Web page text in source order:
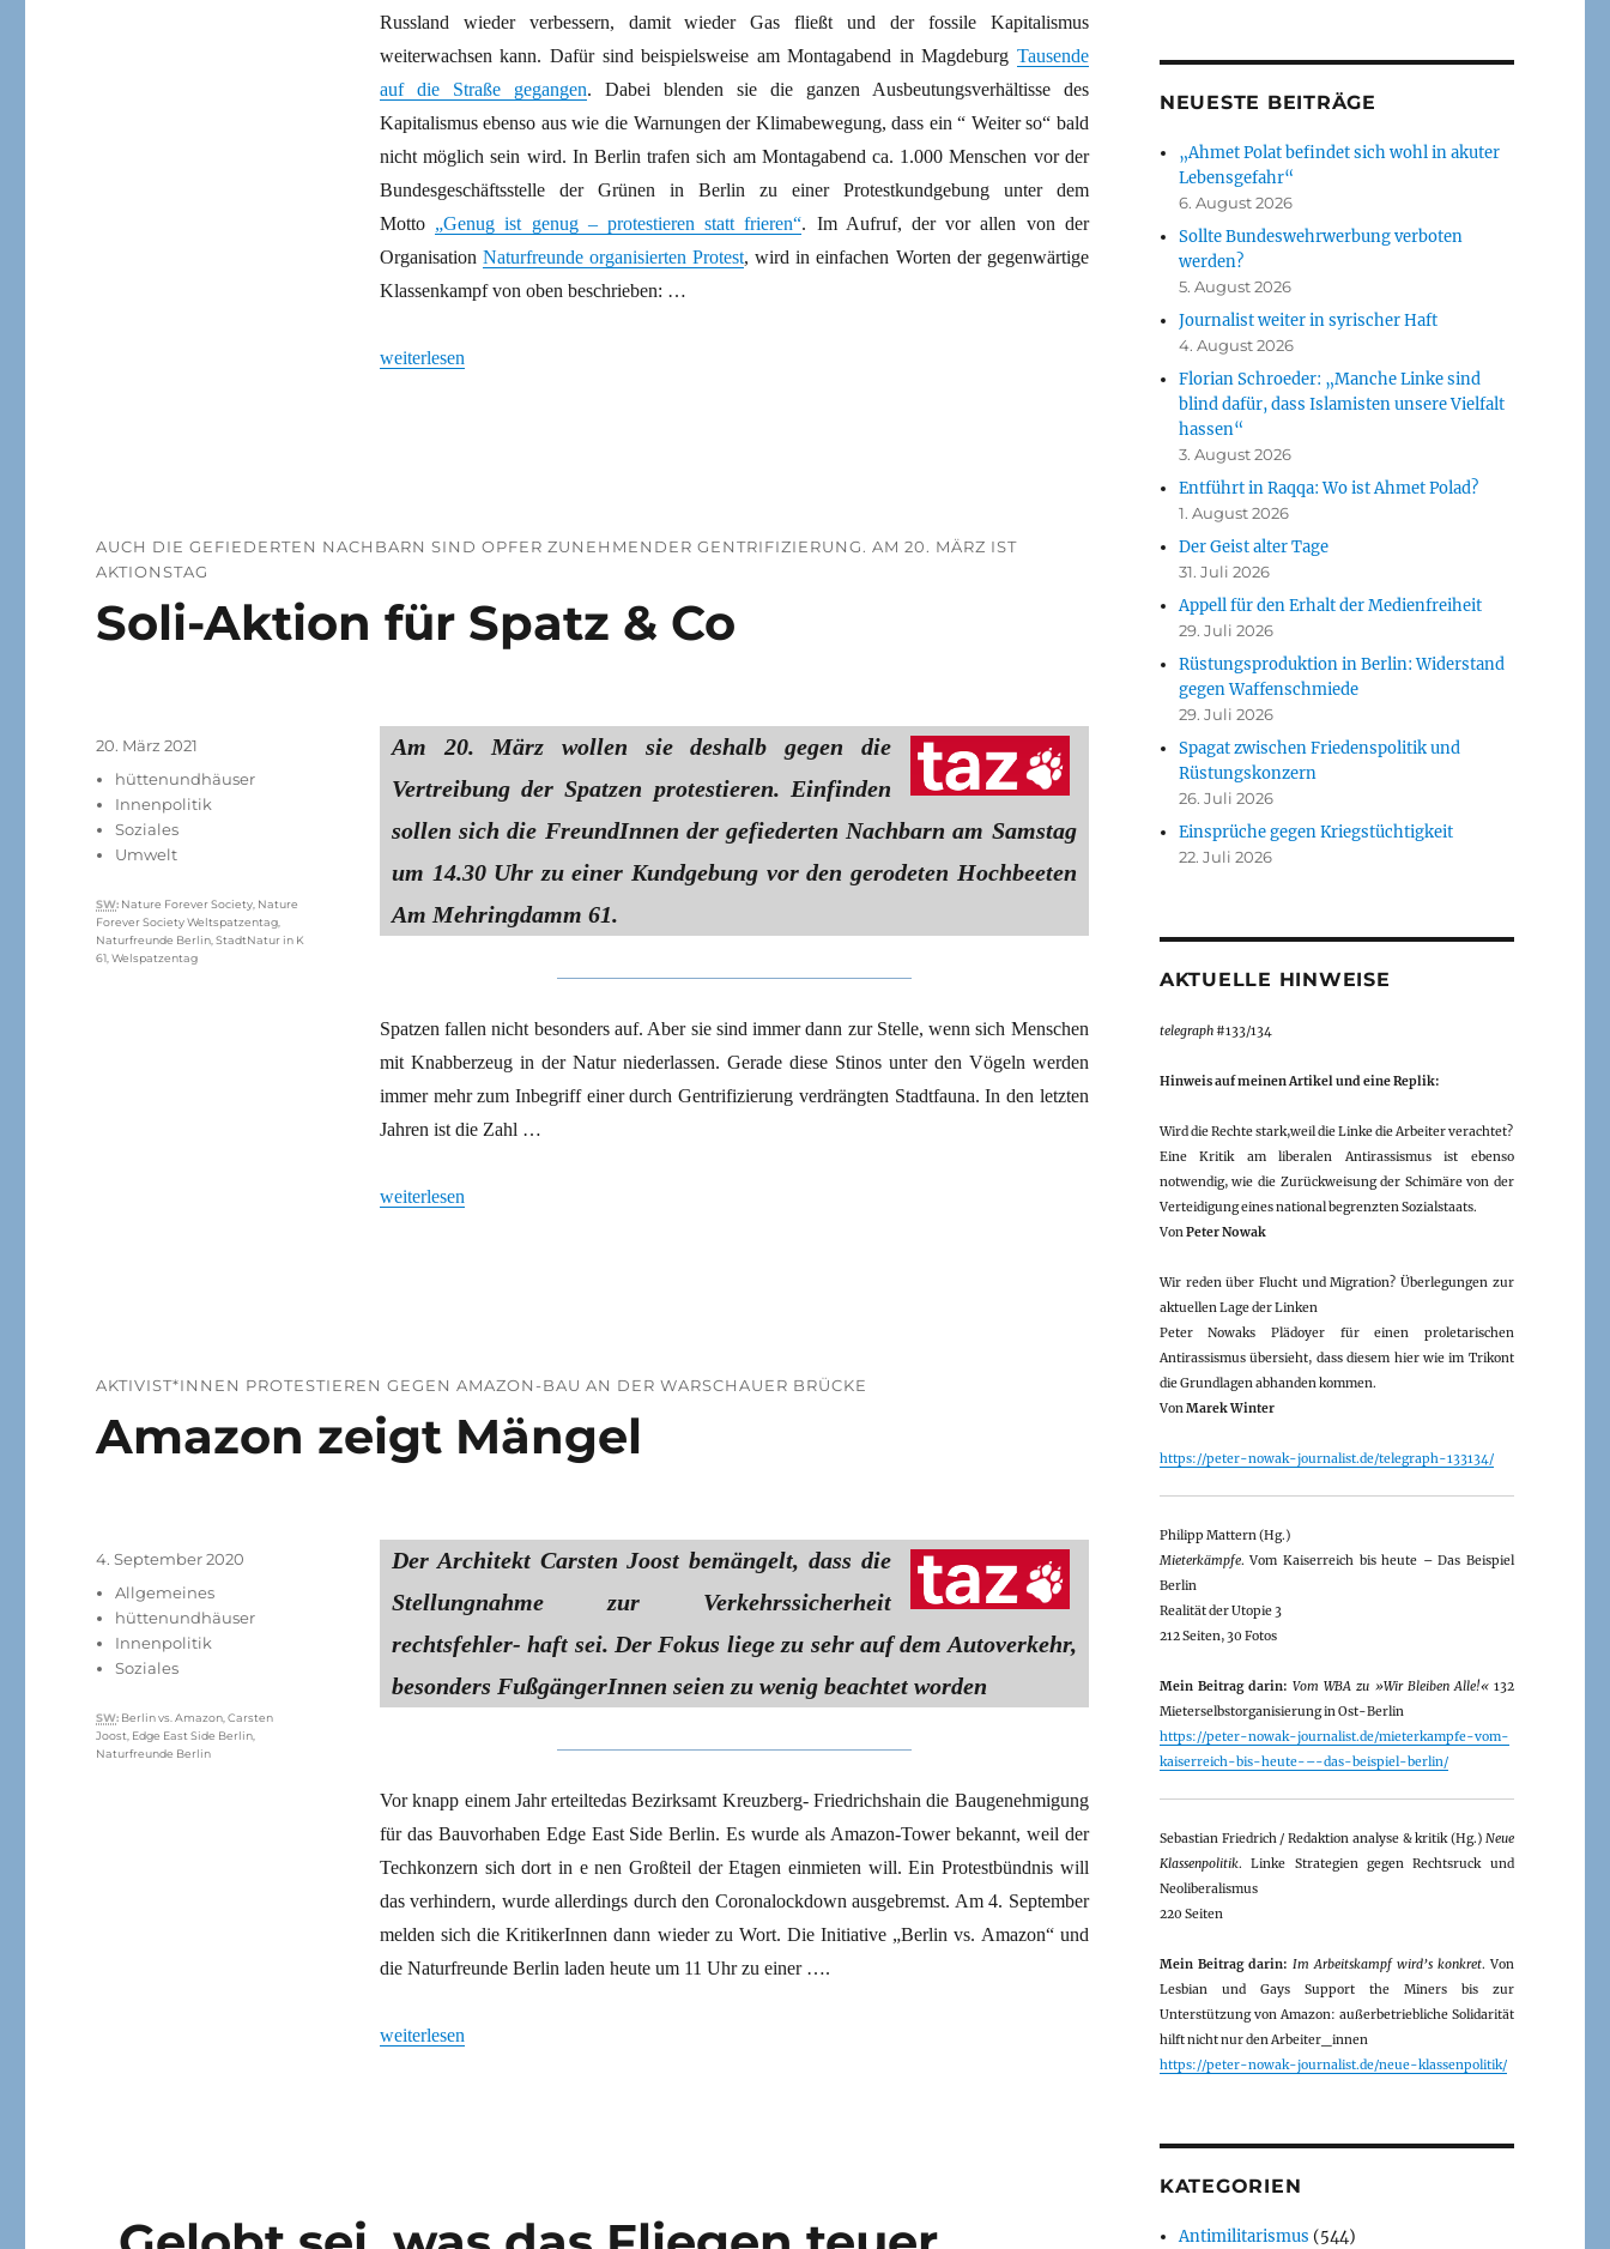
Russland wieder verbessern, damit wieder Gas fließt und der fossile Kapitalismus
weiterwachsen kann. Dafür sind beispielsweise am Montagabend in Magdeburg Tausende
auf die Straße gegangen. Dabei blenden sie die ganzen Ausbeutungsverhältisse des
Kapitalismus ebenso aus wie die Warnungen der Klimabewegung, dass ein “ Weiter so“ bald
nicht möglich sein wird. In Berlin trafen sich am Montagabend ca. 1.000 Menschen vor der
Bundesgeschäftsstelle der Grünen in Berlin zu einer Protestkundgebung unter dem
Motto „Genug ist genug – protestieren statt frieren“. Im Aufruf, der vor allen von der
Organisation Naturfreunde organisierten Protest, wird in einfachen Worten der gegenwärtige
Klassenkampf von oben beschrieben: …
„Sozialproteste für „Heizung, Brot und Frieden““
weiterlesen
AUCH DIE GEFIEDERTEN NACHBARN SIND OPFER ZUNEHMENDER GENTRIFIZIERUNG. AM 20. MÄRZ IST
AKTIONSTAG
Soli-Aktion für Spatz & Co
Am 20. März wollen sie deshalb gegen die
Vertreibung der Spatzen protestieren. Einfinden
sollen sich die FreundInnen der gefiederten Nachbarn am Samstag
um 14.30 Uhr zu einer Kundgebung vor den gerodeten Hochbeeten
Am Mehringdamm 61.
Spatzen fallen nicht besonders auf. Aber sie sind immer dann zur Stelle, wenn sich Menschen
mit Knabberzeug in der Natur niederlassen. Gerade diese Stinos unter den Vögeln werden
immer mehr zum Inbegriff einer durch Gentrifizierung verdrängten Stadtfauna. In den letzten
Jahren ist die Zahl …
„Soli-Aktion für Spatz & Co“
weiterlesen
Veröffentlicht
am
20. März 2021
Kategorien
hüttenundhäuser
Innenpolitik
Soziales
Umwelt
Schlagwörter
SW: Nature Forever Society Nature
Forever Society Weltspatzentag
Naturfreunde Berlin ,StadtNatur in K
61 ,Welspatzentag
AKTIVIST*INNEN PROTESTIEREN GEGEN AMAZON-BAU AN DER WARSCHAUER BRÜCKE
Amazon zeigt Mängel
Der Architekt Carsten Joost bemängelt, dass die
Stellungnahme zur Verkehrssicherheit
rechtsfehler- haft sei. Der Fokus liege zu sehr auf dem Autoverkehr,
besonders FußgängerInnen seien zu wenig beachtet worden
Vor knapp einem Jahr erteiltedas Bezirksamt Kreuzberg- Friedrichshain die Baugenehmigung
für das Bauvorhaben Edge East Side Berlin. Es wurde als Amazon-Tower bekannt, weil der
Techkonzern sich dort in e nen Großteil der Etagen einmieten will. Ein Protestbündnis will
das verhindern, wurde allerdings durch den Coronalockdown ausgebremst. Am 4. September
melden sich die KritikerInnen dann wieder zu Wort. Die Initiative „Berlin vs. Amazon“ und
die Naturfreunde Berlin laden heute um 11 Uhr zu einer ….
„Amazon zeigt Mängel“
weiterlesen
Veröffentlicht
4. September 2020
Kategorien
Allgemeines
hüttenundhäuser
Innenpolitik
Soziales
Schlagwörter
SW: Berlin vs. Amazon ,Carsten
Joost Edge East Side Berlin
Naturfreunde Berlin
NEUESTE BEITRÄGE
„Ahmet Polat befindet sich wohl in akuter
Lebensgefahr“
6. August 2026
Sollte Bundeswehrwerbung verboten
werden?
5. August 2026
Journalist weiter in syrischer Haft
4. August 2026
Florian Schroeder: „Manche Linke sind
blind dafür, dass Islamisten unsere Vielfalt
hassen“
3. August 2026
Entführt in Raqqa: Wo ist Ahmet Polad?
1. August 2026
Der Geist alter Tage
31. Juli 2026
Appell für den Erhalt der Medienfreiheit
29. Juli 2026
Rüstungsproduktion in Berlin: Widerstand
gegen Waffenschmiede
29. Juli 2026
Spagat zwischen Friedenspolitik und
Rüstungskonzern
26. Juli 2026
Einsprüche gegen Kriegstüchtigkeit
22. Juli 2026
AKTUELLE HINWEISE
telegraph#133/134
Hinweis auf meinen Artikel und eine Replik:
Wird die Rechte stark,weil die Linke die Arbeiter verachtet?
Eine Kritik am liberalen Antirassismus ist ebenso
notwendig, wie die Zurückweisung der Schimäre von der
Verteidigung eines national begrenzten Sozialstaats.
VonPeter Nowak
Wir reden über Flucht und Migration? Überlegungen zur
aktuellen Lage der Linken
Peter Nowaks Plädoyer für einen proletarischen
Antirassismus übersieht, dass diesem hier wie im Trikont
die Grundlagen abhanden kommen.
VonMarek Winter
https://peter-nowak-journalist.de/telegraph-133134/
Philipp Mattern (Hg.)
Mieterkämpfe. Vom Kaiserreich bis heute – Das Beispiel
Berlin
Realität der Utopie 3
212 Seiten, 30 Fotos
Mein Beitrag darin: Vom WBA zu »Wir Bleiben Alle!«132
Mieterselbstorganisierung in Ost-Berlin
https://peter-nowak-journalist.de/mieterkampfe-vom-
kaiserreich-bis-heute-–-das-beispiel-berlin/
Sebastian Friedrich / Redaktion analyse & kritik (Hg.) Neue
Klassenpolitik. Linke Strategien gegen Rechtsruck und
Neoliberalismus
220 Seiten
Mein Beitrag darin: Im Arbeitskampf wird’s konkret. Von
Lesbian und Gays Support the Miners bis zur
Unterstützung von Amazon: außerbetriebliche Solidarität
hilft nicht nur den Arbeiter_innen
https://peter-nowak-journalist.de/neue-klassenpolitik/
KATEGORIEN
Antimilitarismus (544)